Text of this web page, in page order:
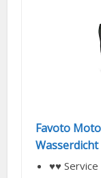
Favoto
Wasserdicht
♥♥